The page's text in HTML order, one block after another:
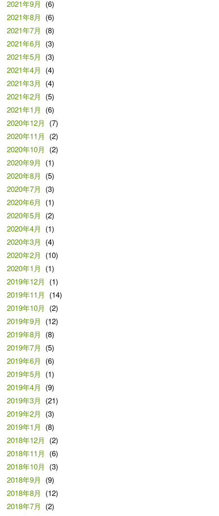
2021年9月
(6)
2021年8月
(6)
2021年7月
(8)
2021年6月
(3)
2021年5月
(3)
2021年4月
(4)
2021年3月
(4)
2021年2月
(5)
2021年1月
(6)
2020年12月
(7)
2020年11月
(2)
2020年10月
(2)
2020年9月
(1)
2020年8月
(5)
2020年7月
(3)
2020年6月
(1)
2020年5月
(2)
2020年4月
(1)
2020年3月
(4)
2020年2月
(10)
2020年1月
(1)
2019年12月
(1)
2019年11月
(14)
2019年10月
(2)
2019年9月
(12)
2019年8月
(8)
2019年7月
(5)
2019年6月
(6)
2019年5月
(1)
2019年4月
(9)
2019年3月
(21)
2019年2月
(3)
2019年1月
(8)
2018年12月
(2)
2018年11月
(6)
2018年10月
(3)
2018年9月
(9)
2018年8月
(12)
2018年7月
(2)